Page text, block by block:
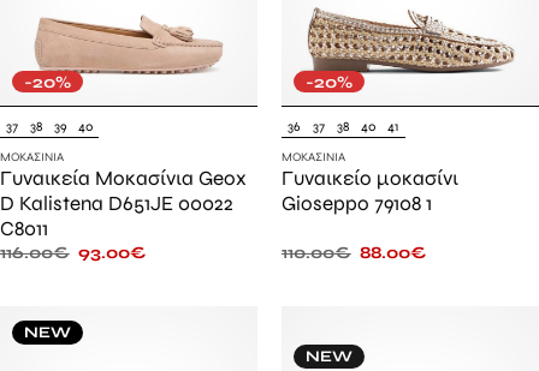
-20%
37 38 39 40
ΜΟΚΑΣΊΝΙΑ
Γυναικεία Μοκασίνια Geox
D Kalistena D651JE 00022
C8011
116.00€ 93.00€
-20%
36 37 38 40 41
ΜΟΚΑΣΊΝΙΑ
Γυναικείο μοκασίνι
Gioseppo 79108 1
110.00€ 88.00€
NEW
NEW